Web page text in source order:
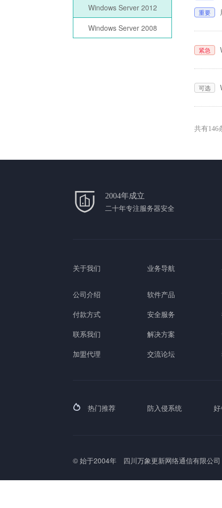
Windows Server 2012
Windows Server 2008
重要
紧急
可选
共有146
2004年成立
二十年专注服务器安全
关于我们
公司介绍
付款方式
联系我们
加盟代理
业务导航
软件产品
安全服务
解决方案
交流论坛
热门推荐 防入侵系统
© 始于2004年 四川万象更新网络通信有限公司